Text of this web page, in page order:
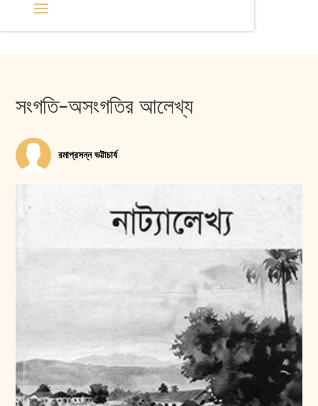
সংগতি-অসংগতির আলেখ্য
রমাপ্রসন্ন ভট্টাচার্য